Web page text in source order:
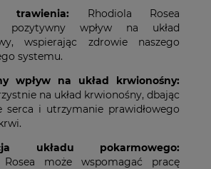
trawienia: Rhodiola Rosea
pozytywny wpływ na układ
wspierając zdrowie naszego
systemu.
wpływ na układ krwionośny:
na układ krwionośny, dbając
serca i utrzymanie prawidłowego
układu pokarmowego:
Rosea może wspomagać pracę